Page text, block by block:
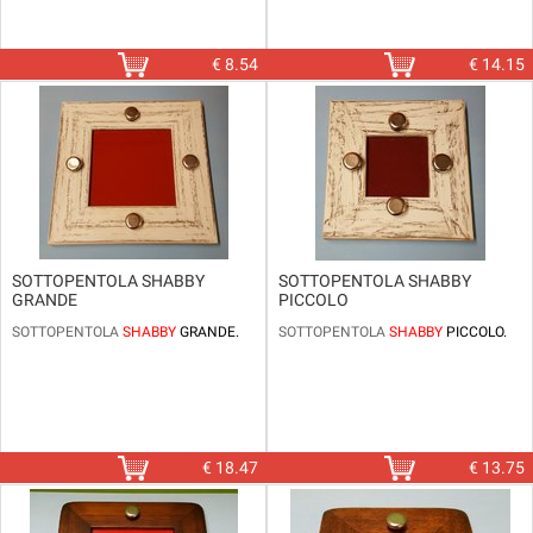
€8.54 € 14.15
SOTTOPENTOLA SHABBY
GRANDE
SOTTOPENTOLA SHABBY GRANDE.
€ 18.47
SOTTOPENTOLA SHABBY
PICCOLO
SOTTOPENTOLA SHABBY PICCOLO.
€ 13.75